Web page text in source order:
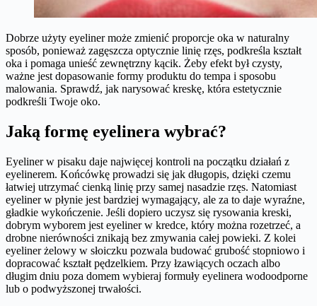
Dobrze użyty eyeliner może zmienić proporcje oka w naturalny
sposób, ponieważ zagęszcza optycznie linię rzęs, podkreśla kształt
oka i pomaga unieść zewnętrzny kącik. Żeby efekt był czysty,
ważne jest dopasowanie formy produktu do tempa i sposobu
malowania. Sprawdź, jak narysować kreskę, która estetycznie
podkreśli Twoje oko.
​Jaką formę eyelinera wybrać?
Eyeliner w pisaku daje najwięcej kontroli na początku działań z
eyelinerem. Końcówkę prowadzi się jak długopis, dzięki czemu
łatwiej utrzymać cienką linię przy samej nasadzie rzęs. Natomiast
eyeliner w płynie jest bardziej wymagający, ale za to daje wyraźne,
gładkie wykończenie. Jeśli dopiero uczysz się rysowania kreski,
dobrym wyborem jest eyeliner w kredce, który można rozetrzeć, a
drobne nierówności znikają bez zmywania całej powieki. Z kolei
eyeliner żelowy w słoiczku pozwala budować grubość stopniowo i
dopracować kształt pędzelkiem. Przy łzawiących oczach albo
długim dniu poza domem wybieraj formuły eyelinera wodoodporne
lub o podwyższonej trwałości.